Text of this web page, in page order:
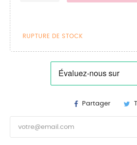
RUPTURE DE STOCK
Partager